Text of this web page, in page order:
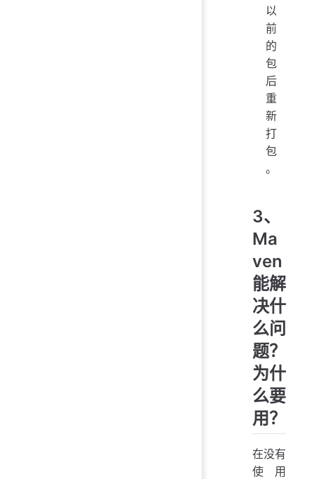
以
前
的
包
后
重
新
打
包
。
3、
Ma
ven
能解
决什
么问
题？
为什
么要
用？
在没有
使用